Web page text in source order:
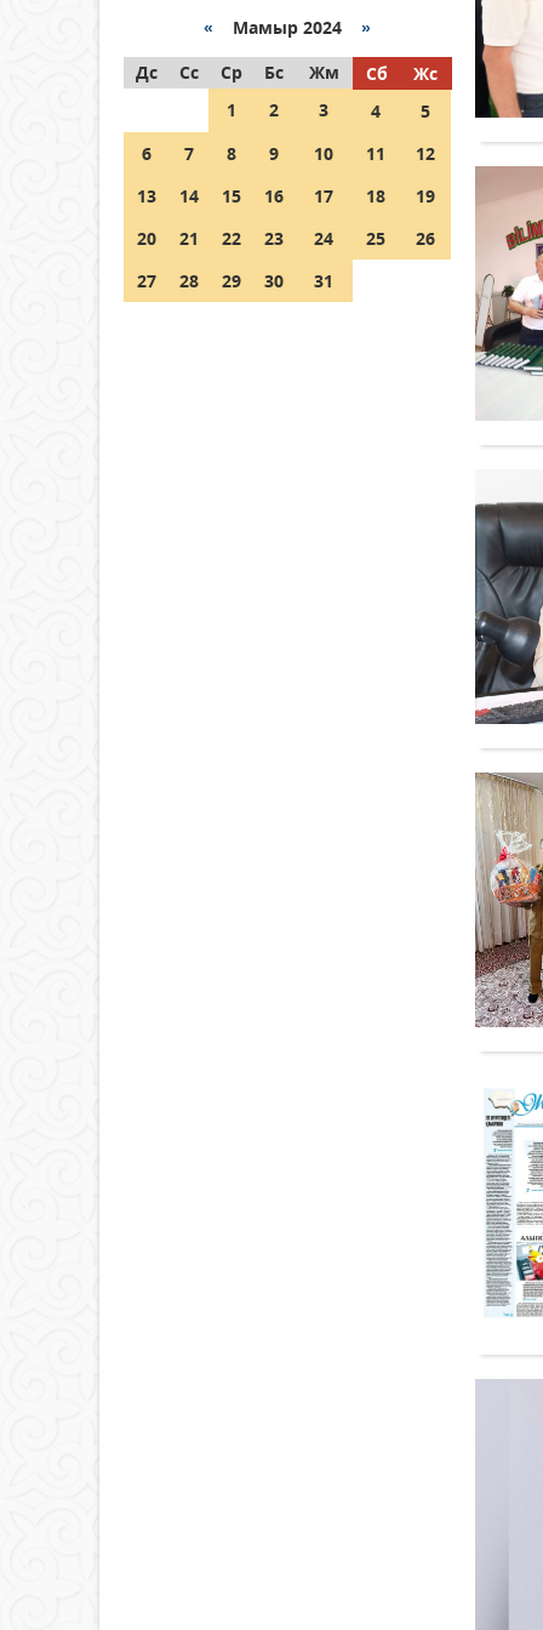
граждане Казахстана,
находящиеся за рубежом?
05 тамыз 2026 ж.
Шетелде жүрген Қазақстан
азаматтары қалай дауыс
бере алады?
« Мамыр 2024 »
Дс
Сс Ср Бс Жм Сб
Жс
1
2 3 4
5
6
7 8 9 10 11
12
13
14 15 16 17 18
19
20
21 22 23 24 25
26
27
28 29 30 31